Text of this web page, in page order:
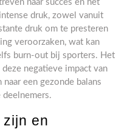
naar succes en het
druk, zowel vanuit
druk om te presteren
veroorzaken, wat kan
burn-out bij sporters. Het
negatieve impact van
een gezonde balans
en